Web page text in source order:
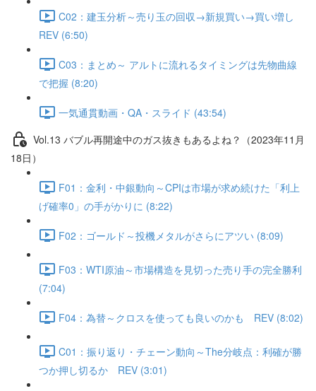
C02：建玉分析～売り玉の回収→新規買い→買い増し
REV (6:50)
C03：まとめ～ アルトに流れるタイミングは先物曲線
で把握 (8:20)
一気通貫動画・QA・スライド (43:54)
Vol.13 バブル再開途中のガス抜きもあるよね？（2023年11月
18日）
F01：金利・中銀動向～CPIは市場が求め続けた「利上
げ確率0」の手がかりに (8:22)
F02：ゴールド～投機メタルがさらにアツい (8:09)
F03：WTI原油～市場構造を見切った売り手の完全勝利
(7:04)
F04：為替～クロスを使っても良いのかも REV (8:02)
C01：振り返り・チェーン動向～The分岐点：利確が勝
つか押し切るか REV (3:01)